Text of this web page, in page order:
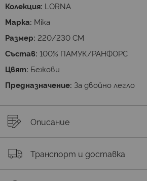
Колекция: LORNA
Марка: Mika
Размер: 220/230 CM
Състав: 100% ПАМУК/РАНФОРС
Цвят: Бежови
Предназначение: За двойно легло
Описание
Транспорт и доставка